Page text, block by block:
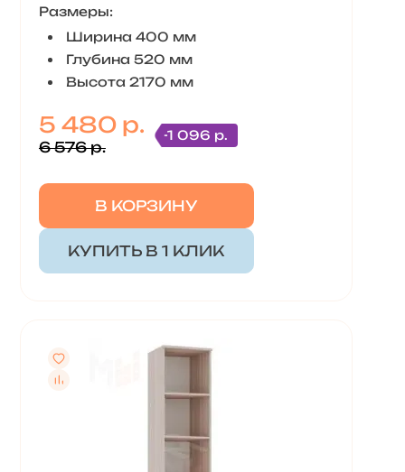
Размеры:
Ширина 400 мм
Глубина 520 мм
Высота 2170 мм
5 480 р.
6 576 р.
-1 096 р.
В КОРЗИНУ
КУПИТЬ В 1 КЛИК